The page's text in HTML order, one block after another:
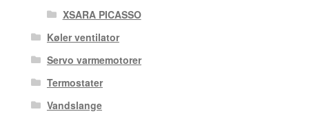
XSARA PICASSO
Køler ventilator
Servo varmemotorer
Termostater
Vandslange